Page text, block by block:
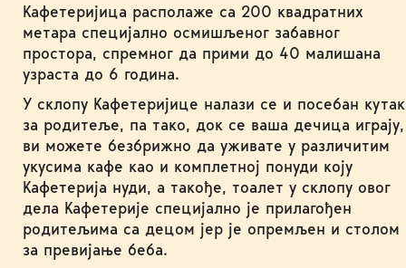
Кафетеријица располаже са 200 квадратних
метара специјално осмишљеног забавног
простора, спремног да прими до 40 малишана
узраста до 6 година.
У склопу Кафетеријице налази се и посебан кутак
за родитеље, па тако, док се ваша дечица играју,
ви можете безбрижно да уживате у различитим
укусима кафе као и комплетној понуди коју
Кафетерија нуди, а такође, тоалет у склопу овог
дела Кафетерије специјално је прилагођен
родитељима са децом јер је опремљен и столом
за превијање беба.